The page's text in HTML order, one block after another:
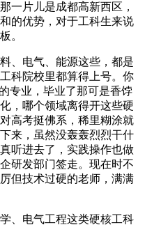
一片儿是成都高新西区，
的优势，对于工科生来说
。
、电气、能源这些，都是
科院校里都算得上号。你
专业，毕业了那可是香饽
，哪个领域离得开这些硬
高考挺佛系，稀里糊涂就
来，虽然没轰轰烈烈干什
听进去了，实践操作也做
研发部门签走。现在时不
但技术过硬的老师，满满
、电气工程这类硬核工科